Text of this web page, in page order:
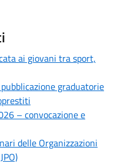
ai giovani tra sport,
graduatorie
– convocazione e
delle Organizzazioni